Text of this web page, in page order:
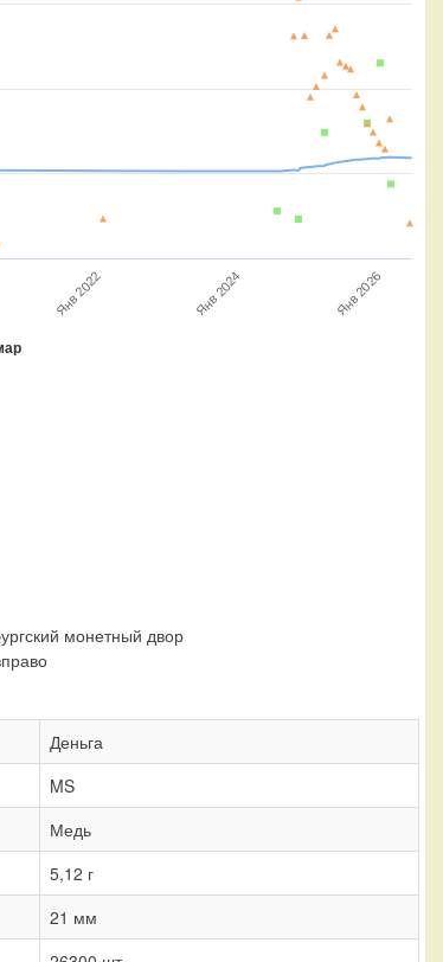
Янв 2022 Янв 2024 Янв 2026
монетный двор
Деньга
MS
Медь
5,12 г
21 мм